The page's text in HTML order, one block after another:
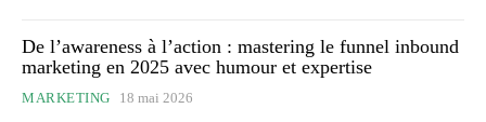
De l’awareness à l’action : mastering le funnel inbound
marketing en 2025 avec humour et expertise
MARKETING 18 mai 2026